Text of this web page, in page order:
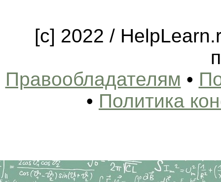
[c] 2022 /
Правообладателям •
• Политика